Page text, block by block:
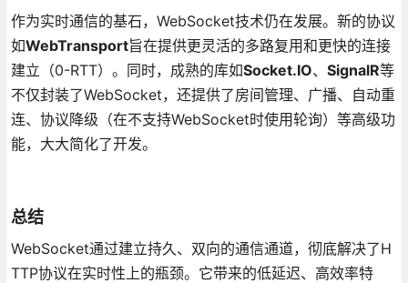
作为实时通信的基石，WebSocket技术仍在发展。新的协议
如WebTransport旨在提供更灵活的多路复用和更快的连接
建立（0-RTT）。同时，成熟的库如Socket.IO、 SignalR等
不仅封装了WebSocket，还提供了房间管理、广播、自动重
连、协议降级（在不支持WebSocket时使用轮询）等高级功
能，大大简化了开发。
总结
WebSocket通过建立持久、双向的通信通道，彻底解决了H
TTP协议在实时性上的瓶颈。它带来的低延迟、高效率特